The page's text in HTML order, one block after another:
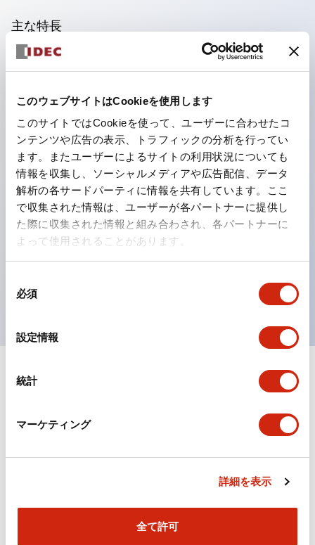
このウェブサイトはCookieを使用します
このサイトではCookieを使って、ユーザーに合わせたコ
ンテンツや広告の表示、トラフィックの分析を行ってい
ます。またユーザーによるサイトの利用状況についても
情報を収集し、ソーシャルメディアや広告配信、データ
解析の各サードパーティに情報を共有しています。ここ
で収集された情報は、ユーザーが各パートナーに提供し
た際に収集された情報と組み合わされ、各パートナーに
よって使用されることがあります。
必須
設定情報
統計
マーケティング
詳細を表示
全て許可
主な特長
照光ユニットの低電圧タイプ(6～24Vタイプ)は2026
フィンガープロテクション構造、ねじアップ端子構造、
保護構造IP20に対応したHW-U形コンタクトブロック
を搭載。
高電圧タイプのLED球が搭載可能になり、ダイレクト
タイプの定格使用電圧が最大240Vまで対応可能になり
ました。
ひとつで6色の役をこなすLED球（LSRD球）。これま
UL、CSA、TÜV、CCC認証品。
ドキュメントとファイル
年6月版）（日本語）
4.92MB